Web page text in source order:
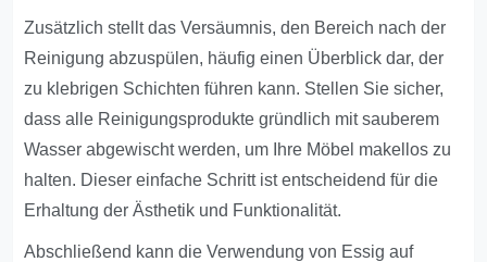
Zusätzlich stellt das Versäumnis, den Bereich nach der
Reinigung abzuspülen, häufig einen Überblick dar, der
zu klebrigen Schichten führen kann. Stellen Sie sicher,
dass alle Reinigungsprodukte gründlich mit sauberem
Wasser abgewischt werden, um Ihre Möbel makellos zu
halten. Dieser einfache Schritt ist entscheidend für die
Erhaltung der Ästhetik und Funktionalität.
Abschließend kann die Verwendung von Essig auf